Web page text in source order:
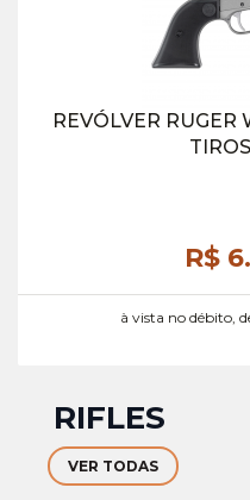
REVÓLVER RUGER
R$
à vista no débito,
RIFLES
VER TODAS